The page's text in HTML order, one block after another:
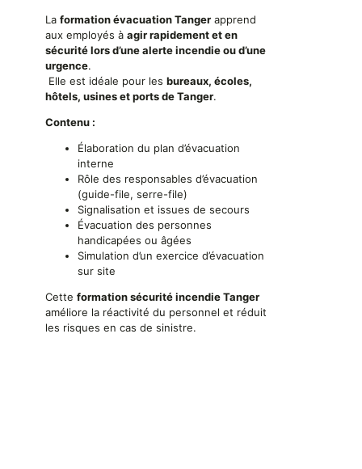
La formation évacuation Tangerapprend
aux employés à agir rapidement et en
sécurité lors d’une alerte incendie ou d’une
urgence.
Elle est idéale pour les bureaux, écoles,
hôtels, usines et ports de Tanger.
Contenu :
Élaboration du plan d’évacuation
interne
Rôle des responsables d’évacuation
(guide-file, serre-file)
Signalisation et issues de secours
Évacuation des personnes
handicapées ou âgées
Simulation d’un exercice d’évacuation
sur site
Cette formation sécurité incendie Tanger
améliore la réactivité du personnel et réduit
les risques en cas de sinistre.